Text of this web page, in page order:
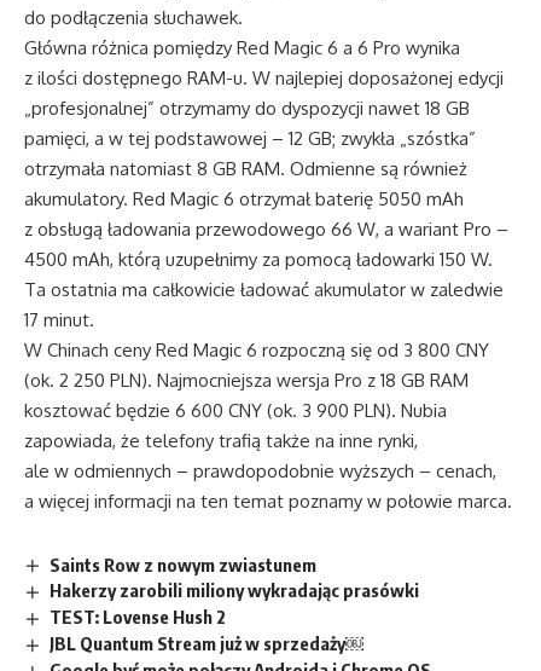
do podłączenia słuchawek.
Główna różnica pomiędzy Red Magic 6 a 6 Pro wynika
z ilości dostępnego RAM-u. W najlepiej doposażonej edycji
„profesjonalnej” otrzymamy do dyspozycji nawet 18 GB
pamięci, a w tej podstawowej – 12 GB; zwykła „szóstka”
otrzymała natomiast 8 GB RAM. Odmienne są również
akumulatory. Red Magic 6 otrzymał baterię 5050 mAh
z obsługą ładowania przewodowego 66 W, a wariant Pro –
4500 mAh, którą uzupełnimy za pomocą ładowarki 150 W.
Ta ostatnia ma całkowicie ładować akumulator w zaledwie
17 minut.
W Chinach ceny Red Magic 6 rozpoczną się od 3 800 CNY
(ok. 2 250 PLN). Najmocniejsza wersja Pro z 18 GB RAM
kosztować będzie 6 600 CNY (ok. 3 900 PLN). Nubia
zapowiada, że telefony trafią także na inne rynki,
ale w odmiennych – prawdopodobnie wyższych – cenach,
a więcej informacji na ten temat poznamy w połowie marca.
Saints Row z nowym zwiastunem
Hakerzy zarobili miliony wykradając prasówki
TEST: Lovense Hush 2
JBL Quantum Stream już w sprzedaży￼